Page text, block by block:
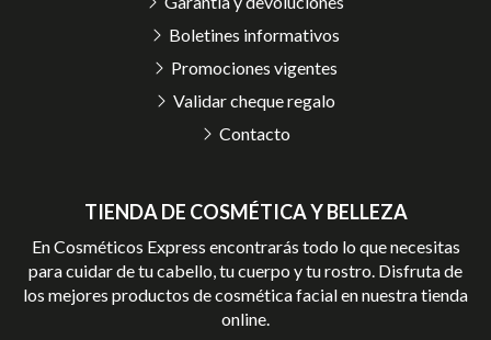
TIENDA DE COSMÉTICA Y BELLEZA
En Cosméticos Express encontrarás todo lo que necesitas
para cuidar de tu cabello, tu cuerpo y tu rostro. Disfruta de
los mejores productos de cosmética facial en nuestra tienda
online.
Boletines informativos
Promociones vigentes
Validar cheque regalo
Contacto